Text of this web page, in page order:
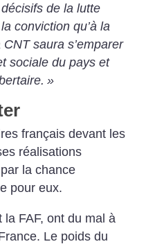
de la lutte
conviction qu’à la
saura s’emparer
sociale du pays et
»
français devant les
réalisations
la chance
pour eux.
la FAF, ont du mal à
Le poids du